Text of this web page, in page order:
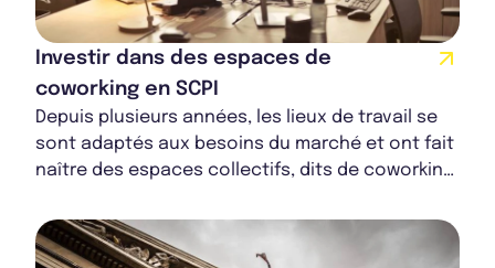
Investir dans des espaces de
coworking en SCPI
Depuis plusieurs années, les lieux de travail se
sont adaptés aux besoins du marché et ont fait
naître des espaces collectifs, dits de coworking.